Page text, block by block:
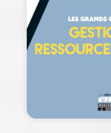
CLAIRE DAMBRIN
DAMIEN MOUREY
Ouvrage labellisé
catégorie "Ouvrage
Collectif" Le